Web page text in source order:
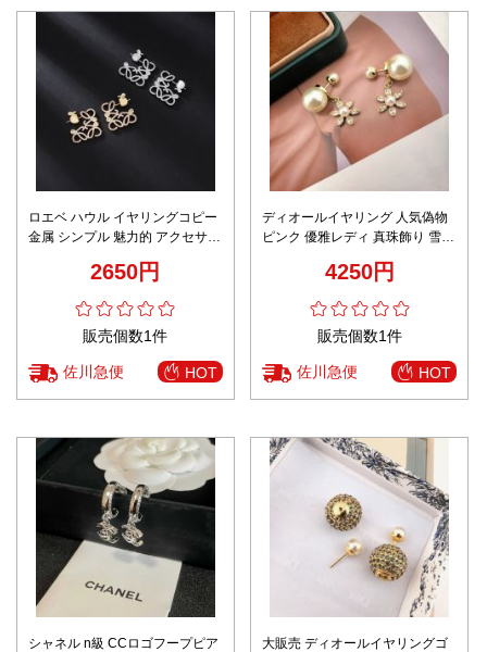
ロエベ ハウル イヤリングコピー
金属 シンプル 魅力的 アクセサリ
2650円
販売個数1件
佐川急便 HOT
ディオールイヤリング 人気偽物
ピンク 優雅レディ 真珠飾り 雪か
4250円
販売個数1件
佐川急便 HOT
シャネル n級 CCロゴフープピア
大販売 ディオールイヤリングゴ